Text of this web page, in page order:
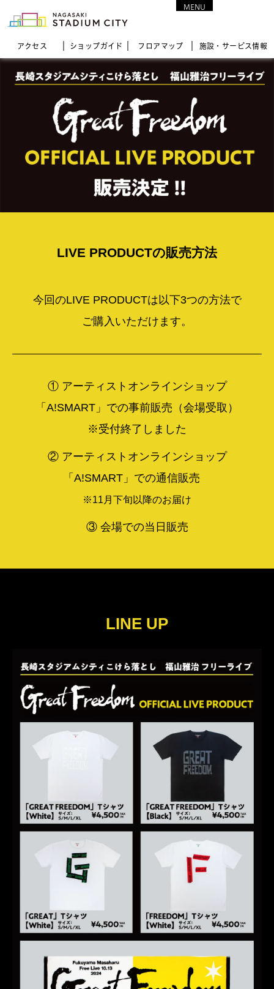
アクセス ショップガイド フロア マップ 施設・サービス情報
MENU
LIVE PRODUCTの販売方法
今回のLIVE PRODUCTは以下3つの方法で
ご購入いただけます。
① アーティストオンラインショップ
「A!SMART」での事前販売（会場受取）
※受付終了しました
② アーティストオンラインショップ
「A!SMART」での通信販売
※11月下旬以降のお届け
③ 会場での当日販売
LINE UP